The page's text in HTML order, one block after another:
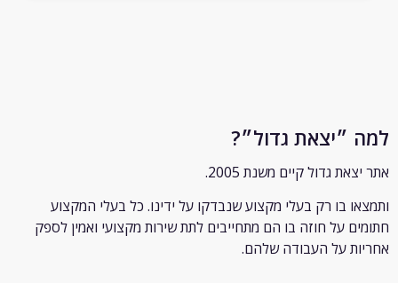
גדול״?
גדול קיים משנת 2005.
בו רקבעלי מקצוע שנבדקו על ידינו. כל בעלי המקצוע
על חוזה בו הם מתחייבים לתת שירות מקצועי ואמין לספק
על העבודה שלהם.